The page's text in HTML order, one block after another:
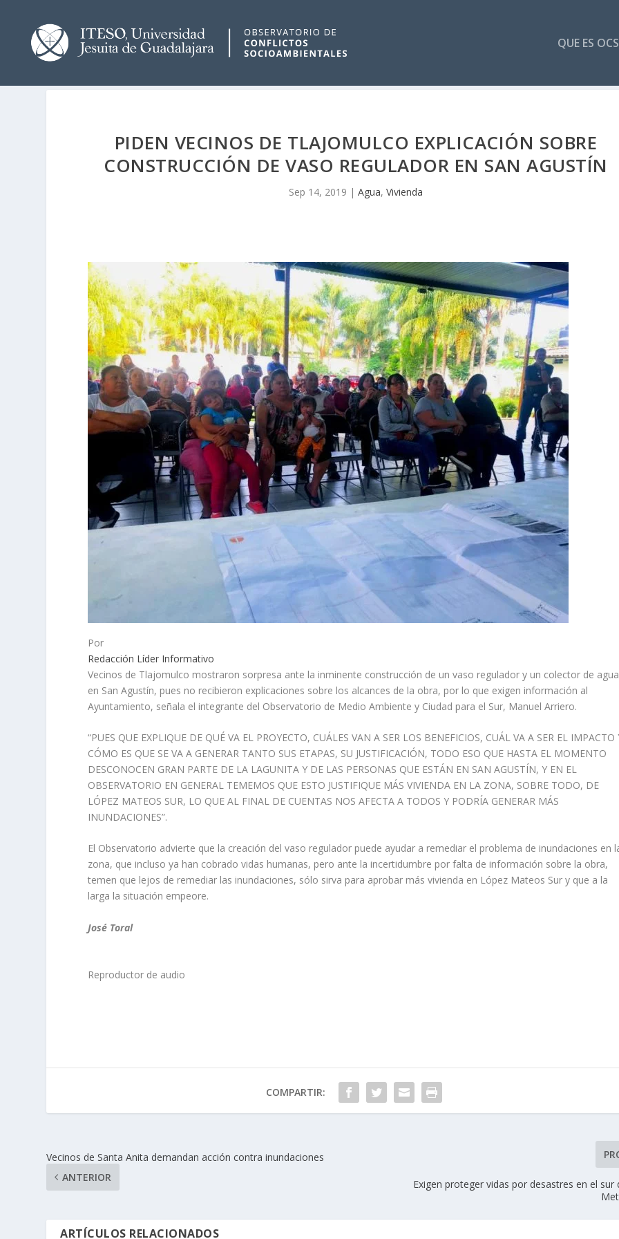
QUE ES
PIDEN VECINOS DE TLAJOMULCO EXPLICACIÓN SOBRE
CONSTRUCCIÓN DE VASO REGULADOR EN SAN AGUSTÍN
Sep 14, 2019 | Agua, Vivienda
Por
Redacción Líder Informativo
Vecinos de Tlajomulco mostraron sorpresa ante la inminente construcción de un vaso regulador y un colector de agua
en San Agustín, pues no recibieron explicaciones sobre los alcances de la obra, por lo que exigen información al
Ayuntamiento, señala el integrante del Observatorio de Medio Ambiente y Ciudad para el Sur, Manuel Arriero.
“PUES QUE EXPLIQUE DE QUÉ VA EL PROYECTO, CUÁLES VAN A SER LOS BENEFICIOS, CUÁL VA A SER EL IMPACTO
CÓMO ES QUE SE VA A GENERAR TANTO SUS ETAPAS, SU JUSTIFICACIÓN, TODO ESO QUE HASTA EL MOMENTO
DESCONOCEN GRAN PARTE DE LA LAGUNITA Y DE LAS PERSONAS QUE ESTÁN EN SAN AGUSTÍN, Y EN EL
OBSERVATORIO EN GENERAL TEMEMOS QUE ESTO JUSTIFIQUE MÁS VIVIENDA EN LA ZONA, SOBRE TODO, DE
LÓPEZ MATEOS SUR, LO QUE AL FINAL DE CUENTAS NOS AFECTA A TODOS Y PODRÍA GENERAR MÁS
INUNDACIONES”.
El Observatorio advierte que la creación del vaso regulador puede ayudar a remediar el problema de inundaciones en
zona, que incluso ya han cobrado vidas humanas, pero ante la incertidumbre por falta de información sobre la obra,
temen que lejos de remediar las inundaciones, sólo sirva para aprobar más vivienda en López Mateos Sur y que a la
larga la situación empeore.
José Toral
Reproductor de audio
COMPARTIR:
Vecinos de Santa Anita demandan acción contra inundaciones
ANTERIOR
Exigen proteger vidas por desastres en el sur
ARTÍCULOS RELACIONADOS